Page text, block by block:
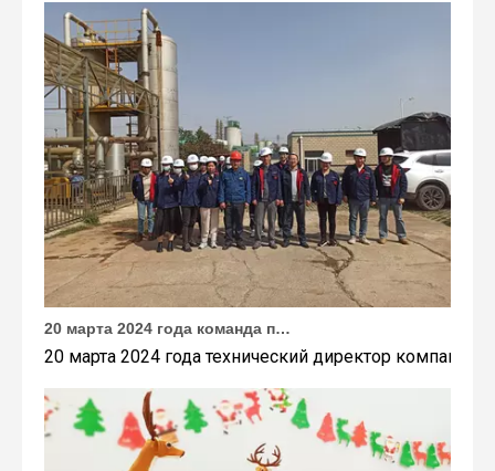
20 марта 2024 года технический директор компании